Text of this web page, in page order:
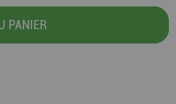
PANIER